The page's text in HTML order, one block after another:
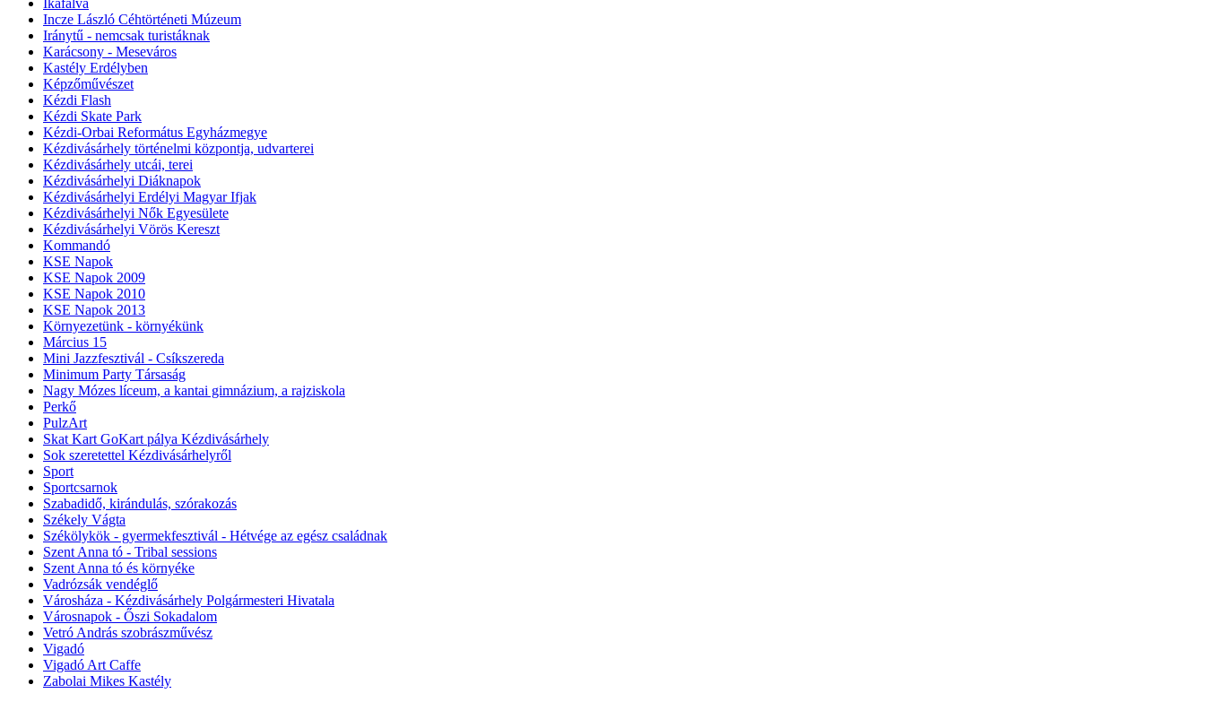
Incze László Céhtörténeti Múzeum
Iránytű - nemcsak turistáknak
Karácsony - Meseváros
Kastély Erdélyben
Képzőművészet
Kézdi Flash
Kézdi Skate Park
Kézdi-Orbai Református Egyházmegye
Kézdivásárhely történelmi központja, udvarterei
Kézdivásárhely utcái, terei
Kézdivásárhelyi Diáknapok
Kézdivásárhelyi Erdélyi Magyar Ifjak
Kézdivásárhelyi Nők Egyesülete
Kézdivásárhelyi Vörös Kereszt
Kommandó
KSE Napok
KSE Napok 2009
KSE Napok 2010
KSE Napok 2013
Környezetünk - környékünk
Március 15
Mini Jazzfesztivál - Csíkszereda
Minimum Party Társaság
Nagy Mózes líceum, a kantai gimnázium, a rajziskola
Perkő
PulzArt
Skat Kart GoKart pálya Kézdivásárhely
Sok szeretettel Kézdivásárhelyről
Sport
Sportcsarnok
Szabadidő, kirándulás, szórakozás
Székely Vágta
Székölykök - gyermekfesztivál - Hétvége az egész családnak
Szent Anna tó - Tribal sessions
Szent Anna tó és környéke
Vadrózsák vendéglő
Városháza - Kézdivásárhely Polgármesteri Hivatala
Városnapok - Őszi Sokadalom
Vetró András szobrászművész
Vigadó
Vigadó Art Caffe
Zabolai Mikes Kastély